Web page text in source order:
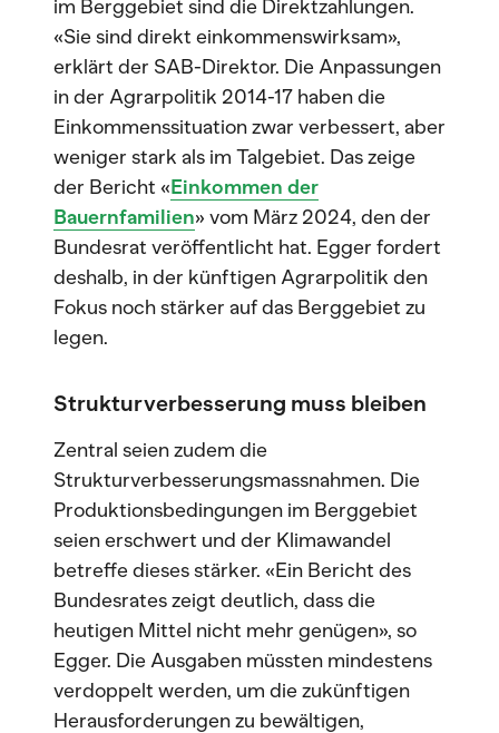
im Berggebiet sind die Direktzahlungen.
«Sie sind direkt einkommenswirksam»,
erklärt der SAB-Direktor. Die Anpassungen
in der Agrarpolitik 2014-17 haben die
Einkommenssituation zwar verbessert, aber
weniger stark als im Talgebiet. Das zeige
der Bericht «Einkommen der
Bauernfamilien» vom März 2024, den der
Bundesrat veröffentlicht hat. Egger fordert
deshalb, in der künftigen Agrarpolitik den
Fokus noch stärker auf das Berggebiet zu
legen.
Strukturverbesserung muss bleiben
Zentral seien zudem die
Strukturverbesserungsmassnahmen. Die
Produktionsbedingungen im Berggebiet
seien erschwert und der Klimawandel
betreffe dieses stärker. «Ein Bericht des
Bundesrates zeigt deutlich, dass die
heutigen Mittel nicht mehr genügen», so
Egger. Die Ausgaben müssten mindestens
verdoppelt werden, um die zukünftigen
Herausforderungen zu bewältigen,